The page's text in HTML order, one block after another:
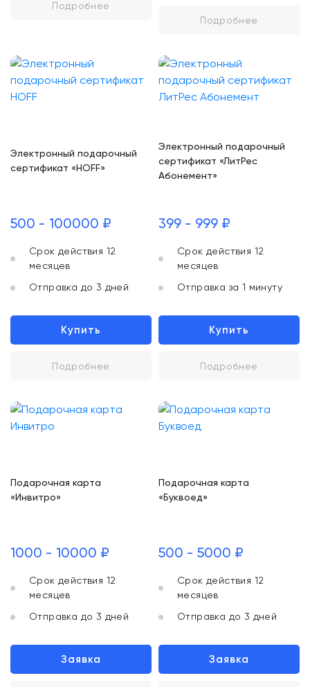
Подробнее
Подробнее
Электронный подарочный
сертификат «HOFF»
500 - 100000 ₽
Срок действия 12
месяцев
Отправка до 3 дней
Купить
Подробнее
Электронный подарочный
сертификат «ЛитРес
Абонемент»
399 - 999 ₽
Срок действия 12
месяцев
Отправка за 1 минуту
Купить
Подробнее
Подарочная карта
«Инвитро»
1000 - 10000 ₽
Срок действия 12
месяцев
Отправка до 3 дней
Заявка
Подарочная карта
«Буквоед»
500 - 5000 ₽
Срок действия 12
месяцев
Отправка до 3 дней
Заявка